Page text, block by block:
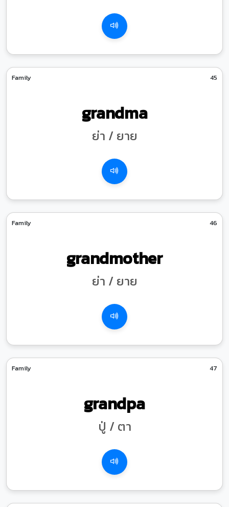
Family 45
grandma
ย่า / ยาย
Family 46
grandmother
ย่า / ยาย
Family 47
grandpa
ปู่ / ตา